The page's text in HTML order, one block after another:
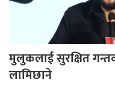
मुलुकलाई सुरक्षित
लामिछाने